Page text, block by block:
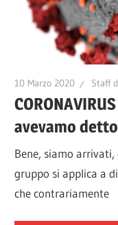
10 Marzo 2020 Staff
avevamo detto
Bene, siamo
gruppo si applica a
che contrariamente